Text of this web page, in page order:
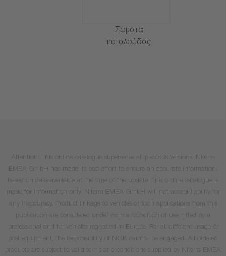
Σώματα
πεταλούδας